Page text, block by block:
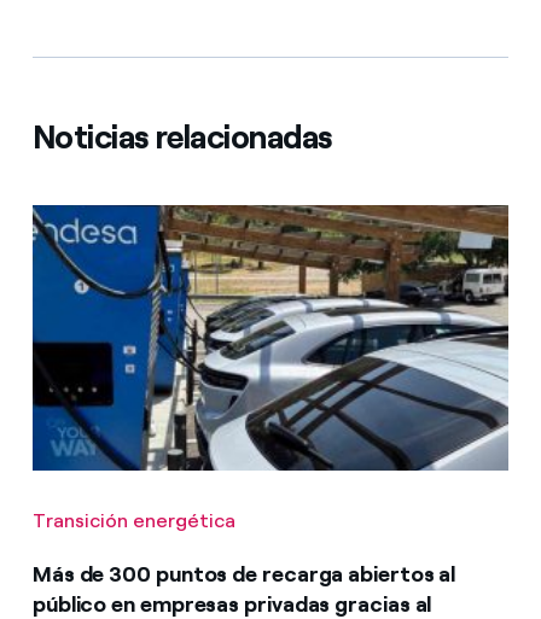
Noticias relacionadas
Transición energética
Más de 300 puntos de recarga abiertos al
público en empresas privadas gracias al